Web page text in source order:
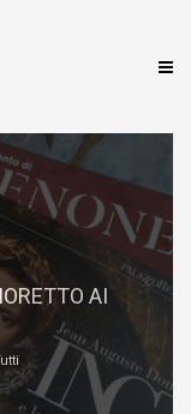
AI